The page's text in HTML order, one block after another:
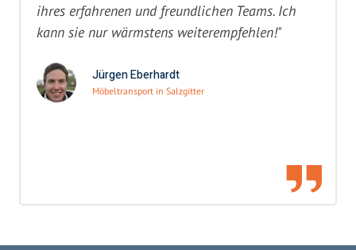
ihres erfahrenen und freundlichen Teams. Ich
kann sie nur wärmstens weiterempfehlen!"
Jürgen Eberhardt
Möbeltransport in Salzgitter